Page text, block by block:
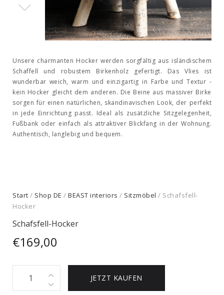
Unsere charmanten Hocker werden sorgfältig aus isländischem
Schaffell und robustem Birkenholz gefertigt. Das Vlies ist
wunderbar weich, warm und einzigartig in Farbe und Textur -
kein Hocker gleicht dem anderen. Die Beine aus massiver Birke
sorgen für einen natürlichen, skandinavischen Look, der perfekt
in jede Einrichtung passt. Ideal als zusätzliche Sitzgelegenheit,
Fußbank oder einfach als attraktiver Blickfang in der Wohnung.
Authentisch, langlebig und bequem.
Start / Shop DE / BEAST interiors / Sitzmöbel / Schafsfell-
Hocker
Schafsfell-Hocker
€169,00
Schafsfell-
Hocker
JETZT KAUFEN